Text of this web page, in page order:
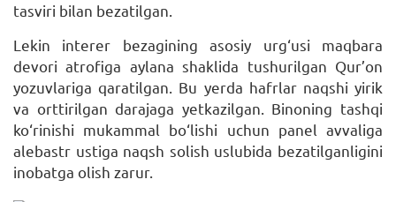
tasviri bilan bezatilgan.
Lekin interer bezagining asosiy urg‘usi maqbara
devori atrofiga aylana shaklida tushurilgan Qur’on
yozuvlariga qaratilgan. Bu yerda hafrlar naqshi yirik
va orttirilgan darajaga yetkazilgan. Binoning tashqi
ko‘rinishi mukammal bo‘lishi uchun panel avvaliga
alebastr ustiga naqsh solish uslubida bezatilganligini
inobatga olish zarur.